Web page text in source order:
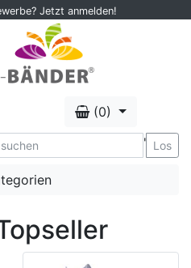
Jetzt anmelden!
(0)
' Los